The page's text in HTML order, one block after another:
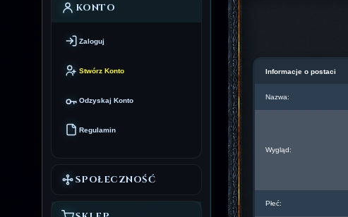
KONTO
Zaloguj
Stwórz Konto
Odzyskaj Konto
Regulamin
SPOŁECZNOŚĆ
Informacje o postaci
Nazwa:
Wygląd:
Płeć: